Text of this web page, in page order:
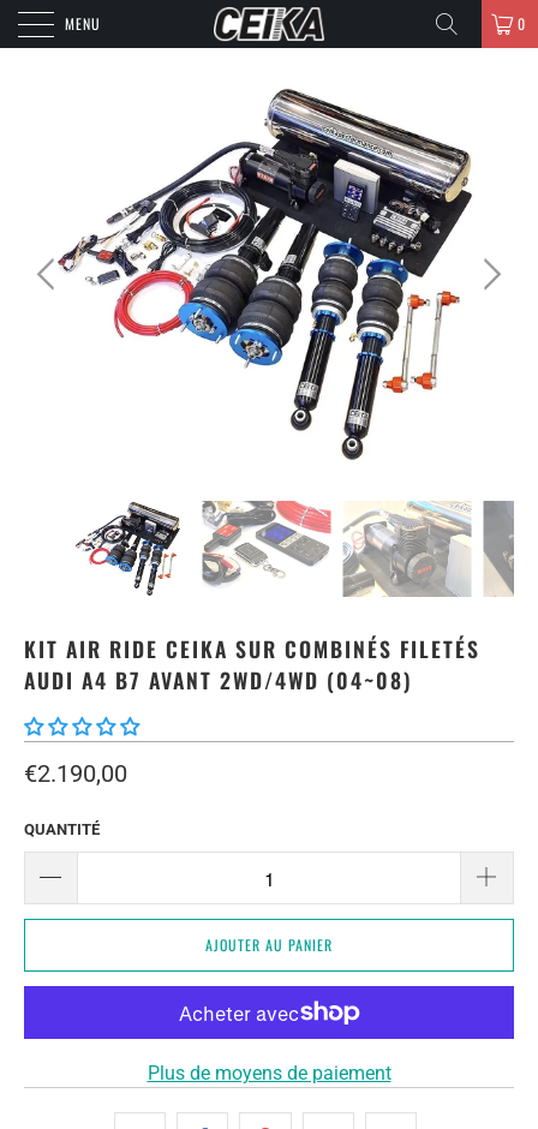
MENU 0
KIT AIR RIDE CEIKA SUR COMBINÉS FILETÉS
AUDI A4 B7 AVANT 2WD/4WD (04~08)
€2.190,00
QUANTITÉ
AJOUTER AU PANIER
Plus de moyens de paiement